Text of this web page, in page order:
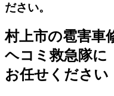
ださい。
村上市の雹害車
ヘコミ救急隊に
お任せください